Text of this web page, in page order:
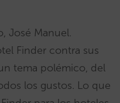
José Manuel.
Finder contra sus
tema polémico, del
los gustos. Lo que